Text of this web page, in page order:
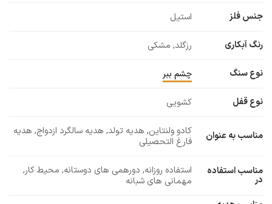
جنس فلز استیل
رنگ آبکاری رزگلد, مشکی
نوع سنگ چشم ببر
نوع قفل کشویی
مناسب به عنوان
کادو ولنتاین, هدیه تولد, هدیه سالگرد ازدواج, هدیه
فارغ التحصیلی
مناسب استفاده
در
استفاده روزانه, دورهمی های دوستانه, محیط کار,
مهمانی های شبانه